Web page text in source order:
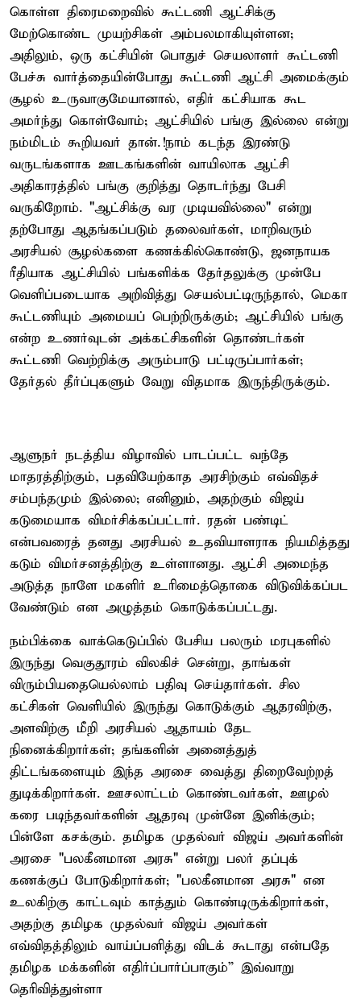
கொள்ள திரைமறைவில் கூட்டணி ஆட்சிக்கு
மேற்கொண்ட முயற்சிகள் அம்பலமாகியுள்ளன;
அதிலும், ஒரு கட்சியின் பொதுச் செயலாளர் கூட்டணி
பேச்சு வார்த்தையின்போது கூட்டணி ஆட்சி அமைக்கும்
சூழல் உருவாகுமேயானால், எதிர் கட்சியாக கூட
அமர்ந்து கொள்வோம்; ஆட்சியில் பங்கு இல்லை என்று
நம்மிடம் கூறியவர் தான்.!நாம் கடந்த இரண்டு
வருடங்களாக ஊடகங்களின் வாயிலாக ஆட்சி
அதிகாரத்தில் பங்கு குறித்து தொடர்ந்து பேசி
வருகிறோம். "ஆட்சிக்கு வர முடியவில்லை" என்று
தற்போது ஆதங்கப்படும் தலைவர்கள், மாறிவரும்
அரசியல் சூழல்களை கணக்கில்கொண்டு, ஜனநாயக
ரீதியாக ஆட்சியில் பங்களிக்க தேர்தலுக்கு முன்பே
வெளிப்படையாக அறிவித்து செயல்பட்டிருந்தால், மெகா
கூட்டணியும் அமையப் பெற்றிருக்கும்; ஆட்சியில் பங்கு
என்ற உணர்வுடன் அக்கட்சிகளின் தொண்டர்கள்
கூட்டணி வெற்றிக்கு அரும்பாடு பட்டிருப்பார்கள்;
தேர்தல் தீர்ப்புகளும் வேறு விதமாக இருந்திருக்கும்.
ஆளுநர் நடத்திய விழாவில் பாடப்பட்ட வந்தே
மாதரத்திற்கும், பதவியேற்காத அரசிற்கும் எவ்விதச்
சம்பந்தமும் இல்லை; எனினும், அதற்கும் விஜய்
கடுமையாக விமர்சிக்கப்பட்டார். ரதன் பண்டிட்
என்பவரைத் தனது அரசியல் உதவியாளராக நியமித்தது
கடும் விமர்சனத்திற்கு உள்ளானது. ஆட்சி அமைந்த
அடுத்த நாளே மகளிர் உரிமைத்தொகை விடுவிக்கப்பட
வேண்டும் என அழுத்தம் கொடுக்கப்பட்டது.
நம்பிக்கை வாக்கெடுப்பில் பேசிய பலரும் மரபுகளில்
இருந்து வெகுதூரம் விலகிச் சென்று, தாங்கள்
விரும்பியதையெல்லாம் பதிவு செய்தார்கள். சில
கட்சிகள் வெளியில் இருந்து கொடுக்கும் ஆதரவிற்கு,
அளவிற்கு மீறி அரசியல் ஆதாயம் தேட
நினைக்கிறார்கள்; தங்களின் அனைத்துத்
திட்டங்களையும் இந்த அரசை வைத்து திறைவேற்றத்
துடிக்கிறார்கள். ஊசலாட்டம் கொண்டவர்கள், ஊழல்
கரை படிந்தவர்களின் ஆதரவு முன்னே இனிக்கும்;
பின்ளே கசக்கும். தமிழக முதல்வர் விஜய் அவர்களின்
அரசை "பலகீனமான அரசு" என்று பலர் தப்புக்
கணக்குப் போடுகிறார்கள்; "பலகீனமான அரசு" என
உலகிற்கு காட்டவும் காத்தும் கொண்டிருக்கிறார்கள்,
அதற்கு தமிழக முதல்வர் விஜய் அவர்கள்
எவ்விதத்திலும் வாய்ப்பளித்து விடக் கூடாது என்பதே
தமிழக மக்களின் எதிர்ப்பார்ப்பாகும்” இவ்வாறு
தெரிவித்துள்ளா